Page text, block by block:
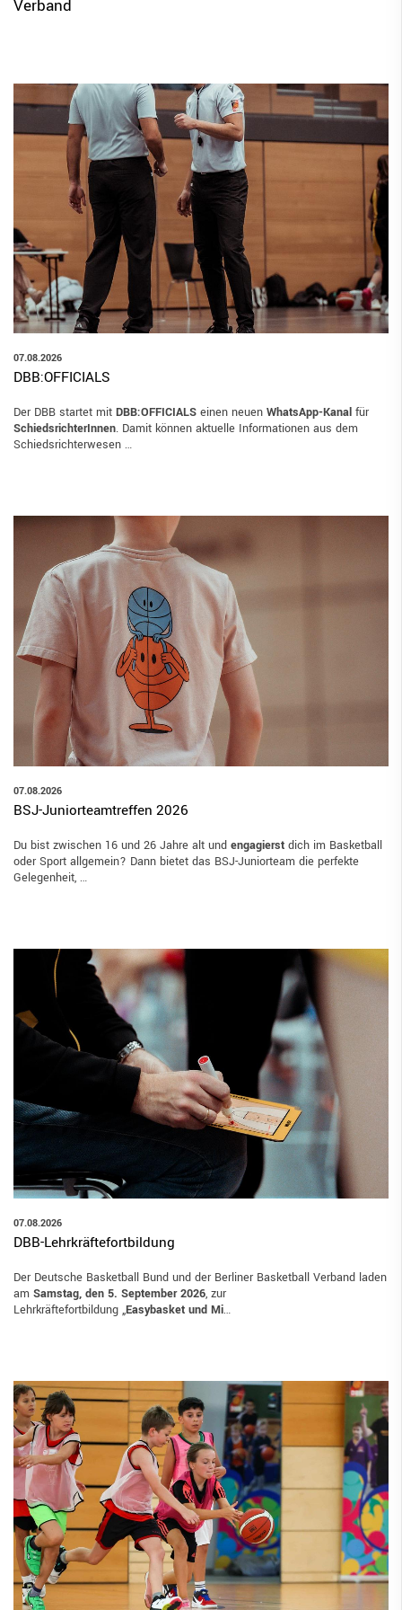
Verband
07.08.2026
DBB:OFFICIALS
Der DBB startet mit DBB:OFFICIALS einen neuen WhatsApp-Kanal für
SchiedsrichterInnen. Damit können aktuelle Informationen aus dem
Schiedsrichterwesen …
07.08.2026
BSJ-Juniorteamtreffen 2026
Du bist zwischen 16 und 26 Jahre alt und engagierst dich im Basketball
oder Sport allgemein? Dann bietet das BSJ-Juniorteam die perfekte
Gelegenheit, …
07.08.2026
DBB-Lehrkräftefortbildung
Der Deutsche Basketball Bund und der Berliner Basketball Verband laden
am Samstag, den 5. September 2026, zur
Lehrkräftefortbildung „Easybasket und Mi…
STRUKTURREFORM